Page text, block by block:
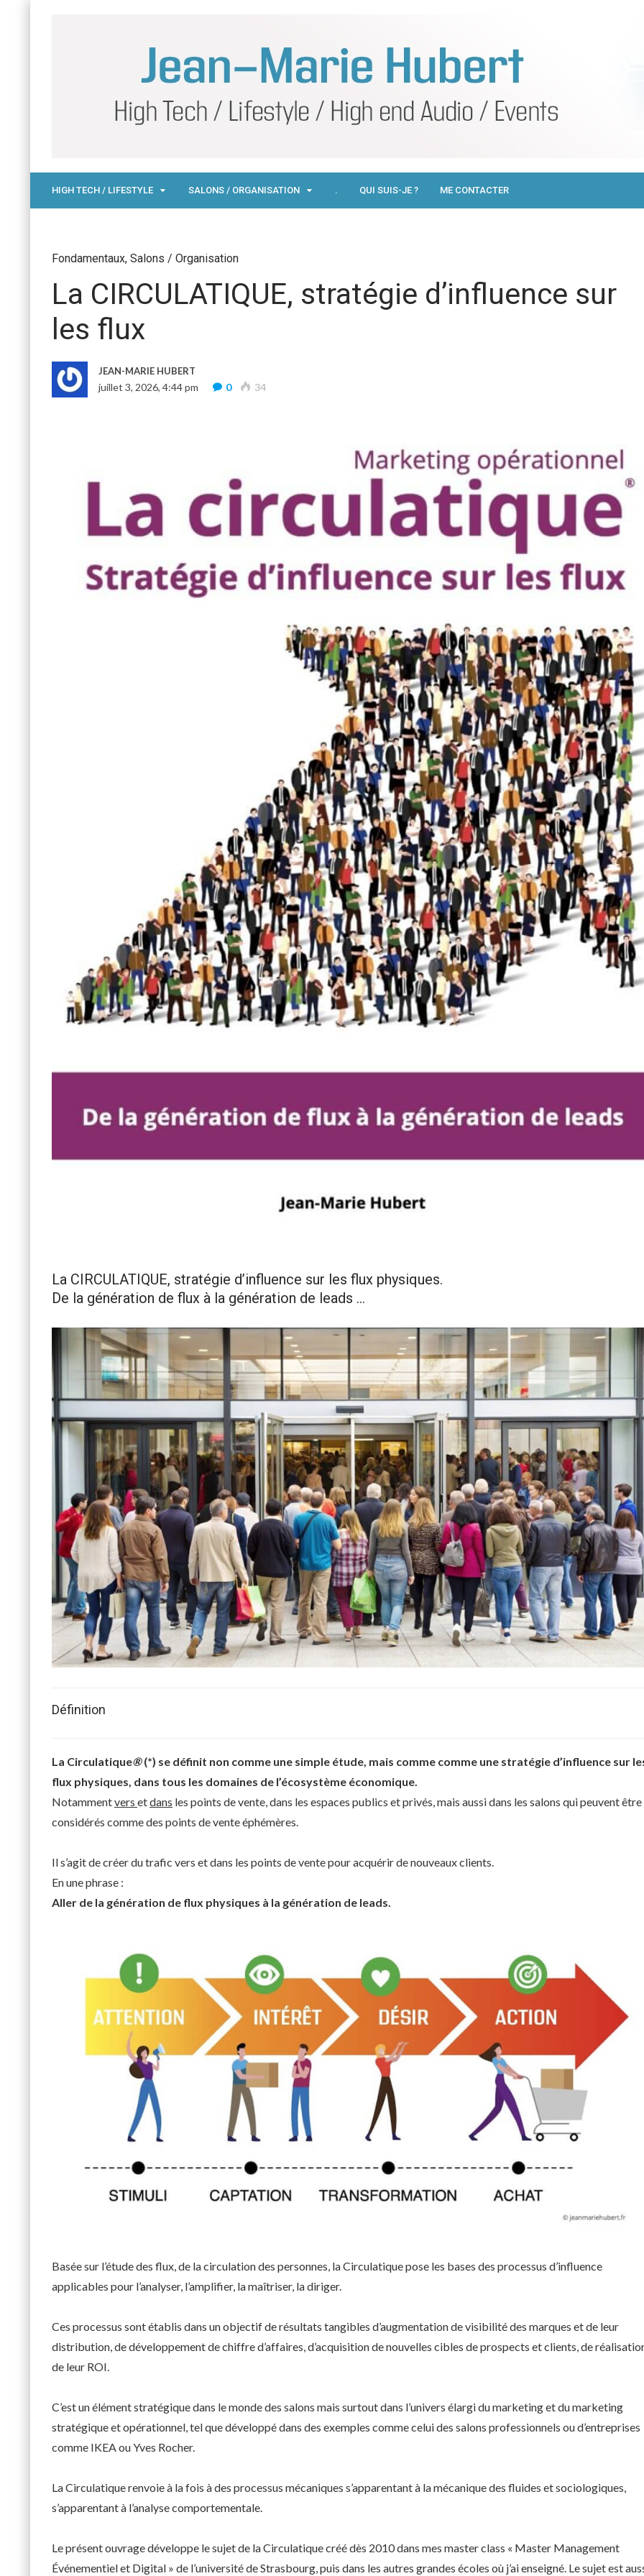
HIGH TECH / LIFESTYLE SALONS / ORGANISATION . QUI SUIS-JE ? ME CONTACTER
Fondamentaux, Salons / Organisation
La CIRCULATIQUE, stratégie d’influence sur
les flux
JEAN-MARIE HUBERT
juillet 3, 2026, 4:44 pm 0 34
La CIRCULATIQUE, stratégie d’influence sur les flux physiques.
De la génération de flux à la génération de leads …
Définition
La Circulatique®(*) se définit non comme une simple étude, mais comme comme une stratégie d’influence sur
flux physiques, dans tous les domaines de l’écosystème économique.
Notammentvers etdans les points de vente, dans les espaces publics et privés, mais aussi dans les salons qui peuvent être
considérés comme des points de vente éphémères.
Il s’agit de créer du trafic vers et dans les points de vente pour acquérir de nouveaux clients.
En une phrase :
Aller de la génération de flux physiques à la génération de leads.
Basée sur l’étude des flux, de la circulation des personnes, la Circulatique pose les bases des processus d’influence
applicables pour l’analyser, l’amplifier, la maîtriser, la diriger.
Ces processus sont établis dans un objectif de résultats tangibles d’augmentation de visibilité des marques et de leur
distribution, de développement de chiffre d’affaires, d’acquisition de nouvelles cibles de prospects et clients, de
de leur ROI.
C’est un élément stratégique dans le monde des salons mais surtout dans l’univers élargi du marketing et du marketing
stratégique et opérationnel, tel que développé dans des exemples comme celui des salons professionnels ou d’entreprises
comme IKEA ou Yves Rocher.
La Circulatique renvoie à la fois à des processus mécaniques s’apparentant à la mécanique des fluides et sociologiques,
s’apparentant à l’analyse comportementale.
Le présent ouvrage développe le sujet de la Circulatique créé dès 2010 dans mes master class « Master Management
Événementiel et Digital » de l’université de Strasbourg, puis dans les autres grandes écoles où j’ai enseigné. Le sujet est